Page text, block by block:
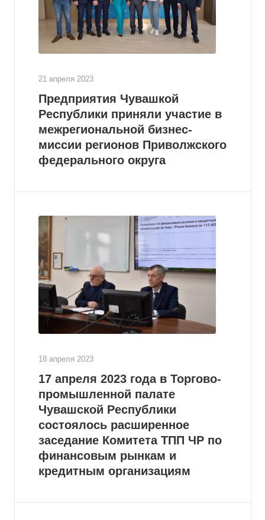
21 апреля 2023
Предприятия Чувашкой
Республики приняли участие в
межрегиональной бизнес-
миссии регионов Приволжского
федерального округа
18 апреля 2023
17 апреля 2023 года в Торгово-
промышленной палате
Чувашской Республики
состоялось расширенное
заседание Комитета ТПП ЧР по
финансовым рынкам и
кредитным организациям